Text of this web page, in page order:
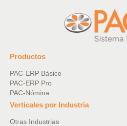
Productos
PAC-ERP Básico
PAC-ERP Pro
PAC-Nómina
Verticales por Industria
Otras Industrias